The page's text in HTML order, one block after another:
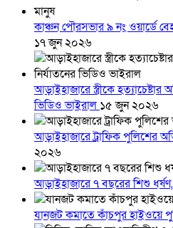
কাঞ্চন পৌরসভার ৯ নং ওয়ার্ডে
১৭ জুন ২০২৬
আড়াইহাজারে স্ত্রীকে হত্যাচেষ্টার
ভিডিও ভাইরাল ১৫ জুন ২০২৬
আড়াইহাজারে ট্রাফিক পুলিশের
২০২৬
আড়াইহাজারে ৭ বছরের শিশু
যানজট কমাতে কাঁচপুর হাইওয়ে